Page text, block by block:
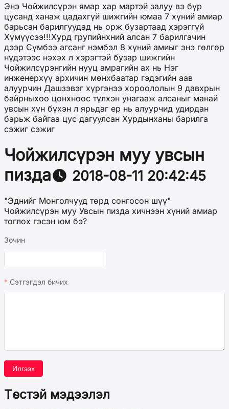
Энэ Чойжилсүрэн ямар хар мартэй залуу вэ бүр
цусанд ханаж цадахгүй шижгийн юмаа 7 хүний амиар
барьсан барилгуудад нь орж бузартаад хэрэггүй
Хүмүүсээ!!!Хурд групийнхний алсан 7 барилгачин
дээр Сүмбээ агсанг нэмбэл 8 хүний амиыг энэ гөлгөр
нүдэтээс нэхэх л хэрэгтэй бузар шижгийн
Чойжилсүрэнгийн нууц амрагийн ах нь Нэг
инженерхүү архичин мөнхбаатар гэдэгийн аав
алуурчин Дашзэвэг хүргэнээ хороололын 9 давхрын
байрныхоо цонхноос түлхэн унагааж алсаныг манай
увсын хүн бүхэн л ярьдаг ер нь алуурчид удирдан
барьж байгаа цус дагуулсан Хурдынханы барилга
сэжиг сэжиг
Чойжилсүрэн муу увсын
пизда
2018-08-11 20:42:45
"Эднийг Монголчууд төрд сонгосон шүү"
Чойжилсүрэн муу Увсын пизда хичнээн хүний амиар
тоглох гэсэн юм бэ?
Зочин
Сэтгэгдэл бичих
Илгээх
Төстэй мэдээлэл